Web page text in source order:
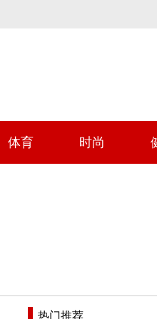
体育 时尚
热门推荐